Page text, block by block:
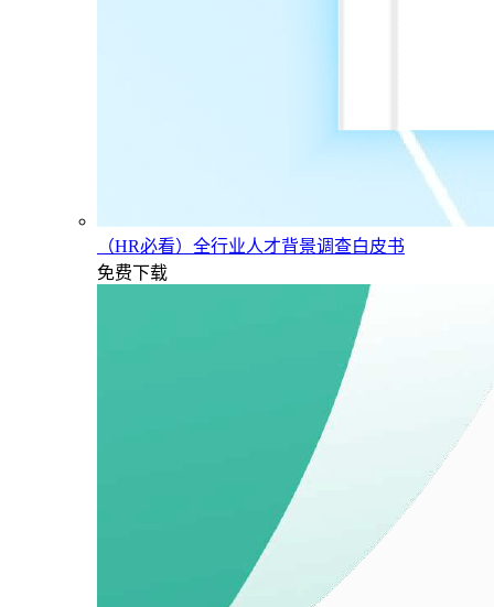
（HR必看）全行业人才背景调查白皮书
免费下载